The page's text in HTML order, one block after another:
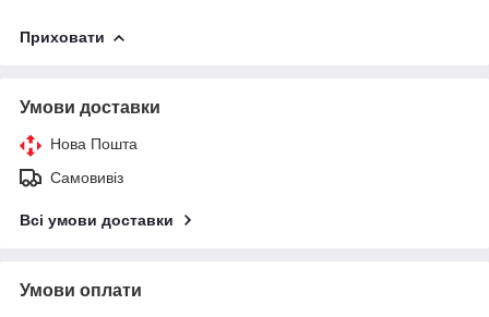
Приховати
Умови доставки
Нова Пошта
Самовивіз
Всі умови доставки
Умови оплати